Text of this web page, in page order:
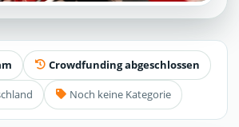
Crowdfunding abgeschlossen
Noch keine Kategorie